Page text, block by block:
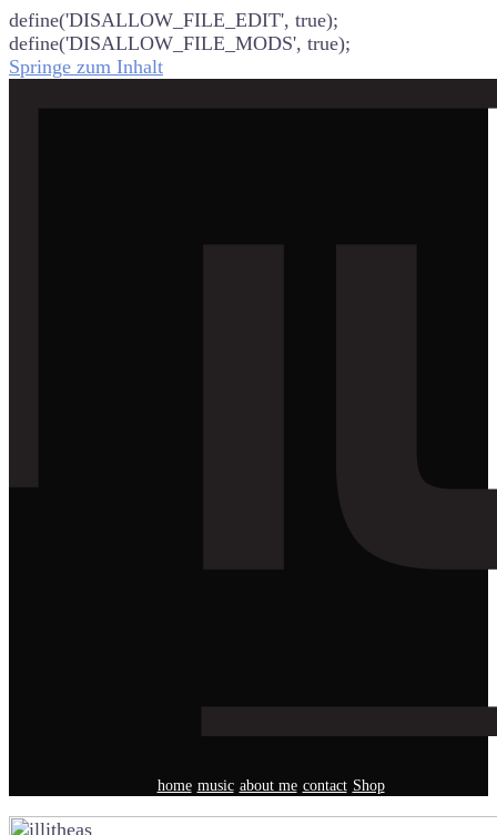
define('DISALLOW_FILE_EDIT', true);
define('DISALLOW_FILE_MODS', true);
Springe zum Inhalt
home music about me contact Shop